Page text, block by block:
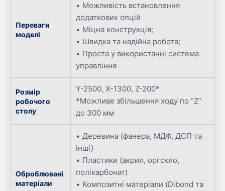
Переваги
моделі
Можливість встановлення
додаткових опцій
Міцна конструкція;
Швидка та надійна робота;
Проста у використанні система
управління
Розмір
робочого
столу
Y-2500, X-1300, Z-200*
*Можливе збільшення ходу по “Z”
до 300 мм
Оброблювані
матеріали
Деревина (фанера, МДФ, ДСП та
інші)
Пластики (акрил, оргскло,
полікарбонат)
Композитні матеріали (Dibond та